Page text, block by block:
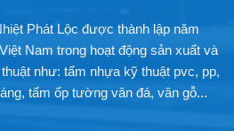
Phát Lộc được thành lập năm
Nam trong hoạt động sản xuất và
như: tấm nhựa kỹ thuật pvc, pp,
tấm ốp tường vân đá, vân gỗ...